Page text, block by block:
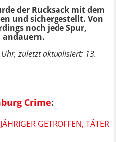
der Rucksack mit dem
und sichergestellt. Von
noch jede Spur,
andauern.
zuletzt aktualisiert: 13.
Crime:
GETROFFEN, TÄTER